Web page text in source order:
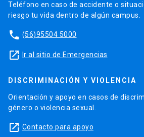
Teléfono en caso de accidente o
riesgo tu vida dentro de algún campus.
phone (56)95504 5000
launch Ir al sitio de Emergencias
DISCRIMINACIÓN Y VIOLENCIA
Orientación y apoyo en casos de
género o violencia sexual.
launch Contacto para apoyo